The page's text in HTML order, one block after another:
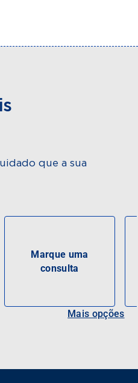
que a sua
Marque uma
consulta
Mais opções